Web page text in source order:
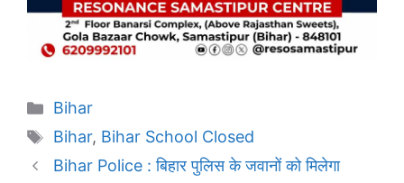
Categories
Bihar
Tags
Bihar, Bihar School Closed
Bihar Police : बिहार पुलिस के जवानों को मिलेगा